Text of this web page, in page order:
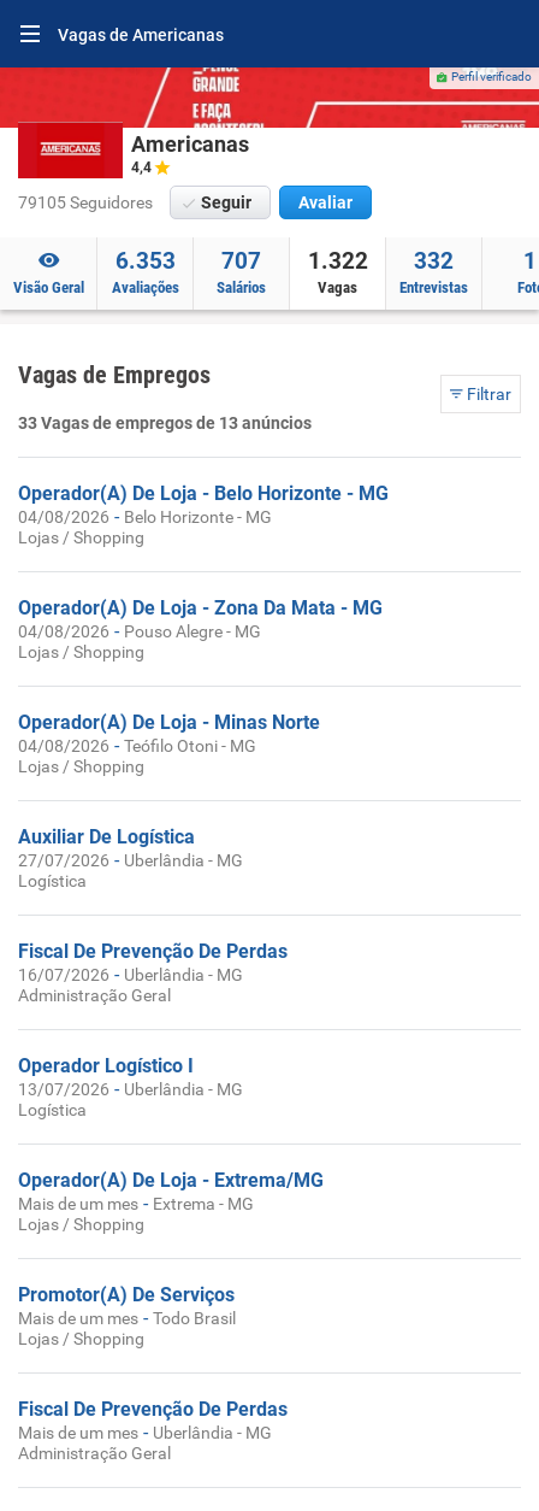
Vagas de Americanas
Perfil verificado
Americanas
4,4
79105 Seguidores Seguir Avaliar
Visão Geral
6.353
Avaliações
707
Salários
1.322
Vagas
332
Entrevistas
1
Vagas de Empregos
Filtrar
33 Vagas de empregos de 13 anúncios
Operador(A) De Loja - Belo Horizonte - MG
04/08/2026 - Belo Horizonte - MG
Lojas / Shopping
Operador(A) De Loja - Zona Da Mata - MG
04/08/2026 - Pouso Alegre - MG
Lojas / Shopping
Operador(A) De Loja - Minas Norte
04/08/2026 -Teófilo Otoni - MG
Lojas / Shopping
Auxiliar De Logística
27/07/2026 - Uberlândia - MG
Logística
Fiscal De Prevenção De Perdas
16/07/2026 - Uberlândia - MG
Administração Geral
Operador Logístico I
13/07/2026 - Uberlândia - MG
Logística
Operador(A) De Loja - Extrema/MG
Mais de um mes - Extrema - MG
Lojas / Shopping
Promotor(A) De Serviços
Mais de um mes -Todo Brasil
Lojas / Shopping
Fiscal De Prevenção De Perdas
Mais de um mes - Uberlândia - MG
Administração Geral